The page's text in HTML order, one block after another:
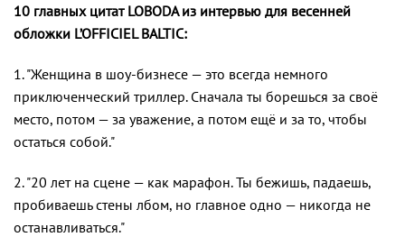
10 главных цитат LOBODA из интервью для весенней
обложки L’OFFICIEL BALTIC:
1. "Женщина в шоу-бизнесе — это всегда немного
приключенческий триллер. Сначала ты борешься за своё
место, потом — за уважение, а потом ещё и за то, чтобы
остаться собой."
2. "20 лет на сцене — как марафон. Ты бежишь, падаешь,
пробиваешь стены лбом, но главное одно — никогда не
останавливаться."